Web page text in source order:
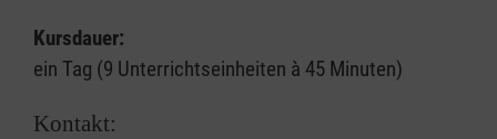
Kursdauer:
ein Tag (9 Unterrichtseinheiten à 45 Minuten)
Kontakt: